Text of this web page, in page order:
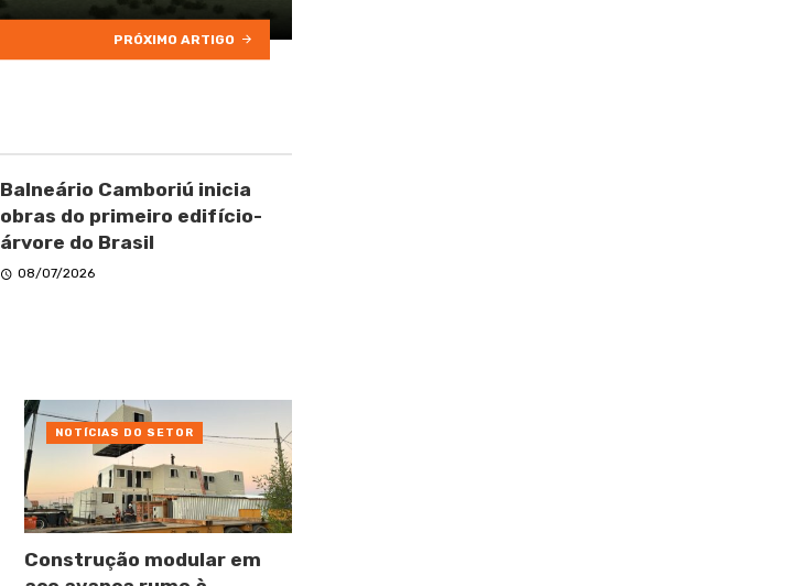
PRÓXIMO ARTIGO
Balneário Camboriú inicia
obras do primeiro edifício-
árvore do Brasil
08/07/2026
Construção modular em
NOTÍCIAS DO SETOR